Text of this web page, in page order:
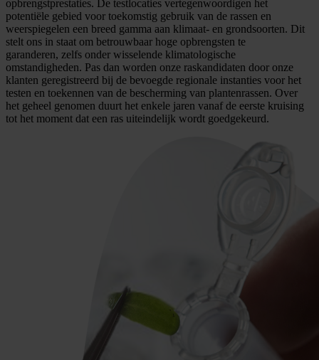
opbrengstprestaties. De testlocaties vertegenwoordigen het
potentiële gebied voor toekomstig gebruik van de rassen en
weerspiegelen een breed gamma aan klimaat- en grondsoorten. Dit
stelt ons in staat om betrouwbaar hoge opbrengsten te
garanderen, zelfs onder wisselende klimatologische
omstandigheden. Pas dan worden onze raskandidaten door onze
klanten geregistreerd bij de bevoegde regionale instanties voor het
testen en toekennen van de bescherming van plantenrassen. Over
het geheel genomen duurt het enkele jaren vanaf de eerste kruising
tot het moment dat een ras uiteindelijk wordt goedgekeurd.